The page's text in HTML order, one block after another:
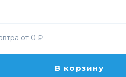
от 0 ₽
В корзину